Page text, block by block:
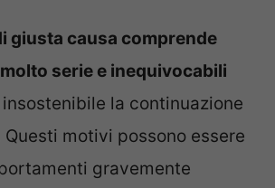
giusta causa comprende
serie e inequivocabili
la continuazione
Questi motivi possono essere
gravemente